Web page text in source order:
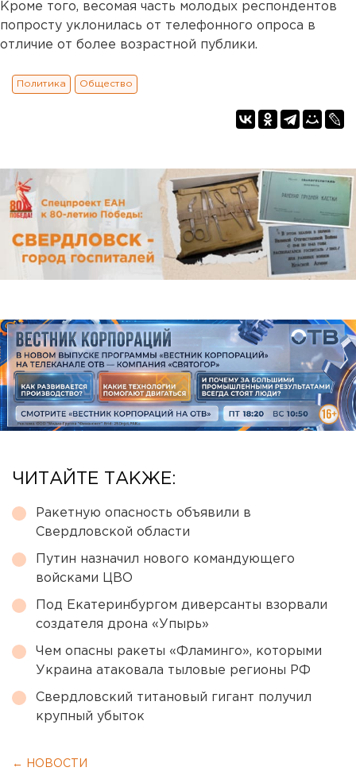
Кроме того, весомая часть молодых респондентов
попросту уклонилась от телефонного опроса в
отличие от более возрастной публики.
Политика Общество
ЧИТАЙТЕ ТАКЖЕ:
Ракетную опасность объявили в
Свердловской области
Путин назначил нового командующего
войсками ЦВО
Под Екатеринбургом диверсанты взорвали
создателя дрона «Упырь»
Чем опасны ракеты «Фламинго», которыми
Украина атаковала тыловые регионы РФ
Свердловский титановый гигант получил
крупный убыток
← НОВОСТИ